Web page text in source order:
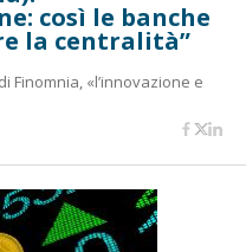
così le banche
la centralità”
Finomnia, «l’innovazione e